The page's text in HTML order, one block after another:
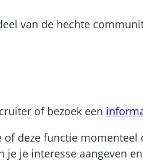
van de hechte
of bezoek een
deze functie momenteel
je interesse aangeven